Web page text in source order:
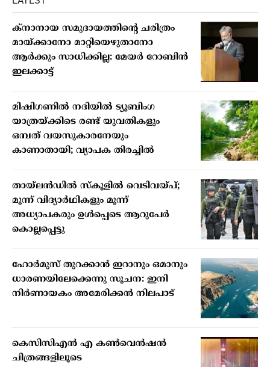
ക്നാനായ സമുദായത്തിന്റെ ചരിത്രം
മായ്ക്കാനോ മാറ്റിയെഴുതാനോ
ആർക്കും സാധിക്കില്ല: മേയർ റോബിൻ
ഇലക്കാട്ട്
മിഷിഗണില്‍ നദിയില്‍ ട്യൂബിംഗ
യാത്രയ്ക്കിടെ രണ്ട് യുവതികളും
ഒമ്പത് വയസുകാരനേയും
കാണാതായി; വ്യാപക തിരച്ചില്‍
തായ്ലന്‍ഡില്‍ സ്‌കൂളില്‍ വെടിവയ്പ്;
മൂന്ന് വിദ്യാര്‍ഥികളും മൂന്ന്
അധ്യാപകരും ഉള്‍പ്പെടെ ആറുപേര്‍
കൊല്ലപ്പെട്ടു
ഹോര്‍മുസ് തുറക്കാന്‍ ഇറാനും ഒമാനും
ധാരണയിലേക്കെന്നു സൂചന: ഇനി
നിര്‍ണായകം അമേരിക്കന്‍ നിലപാട്
കെസിസിഎൻ എ കൺവെൻഷൻ
ചിത്രങ്ങളിലൂടെ